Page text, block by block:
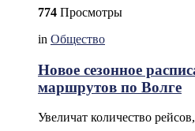
774 Просмотры
in Общество
Новое сезонное
маршрутов по Волге
Увеличат количество